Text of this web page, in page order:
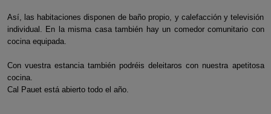
Así, las habitaciones disponen de baño propio, y calefacción y televisión
individual. En la misma casa también hay un comedor comunitario con
cocina equipada.
Con vuestra estancia también podréis deleitaros con nuestra apetitosa
cocina.
Cal Pauet está abierto todo el año.